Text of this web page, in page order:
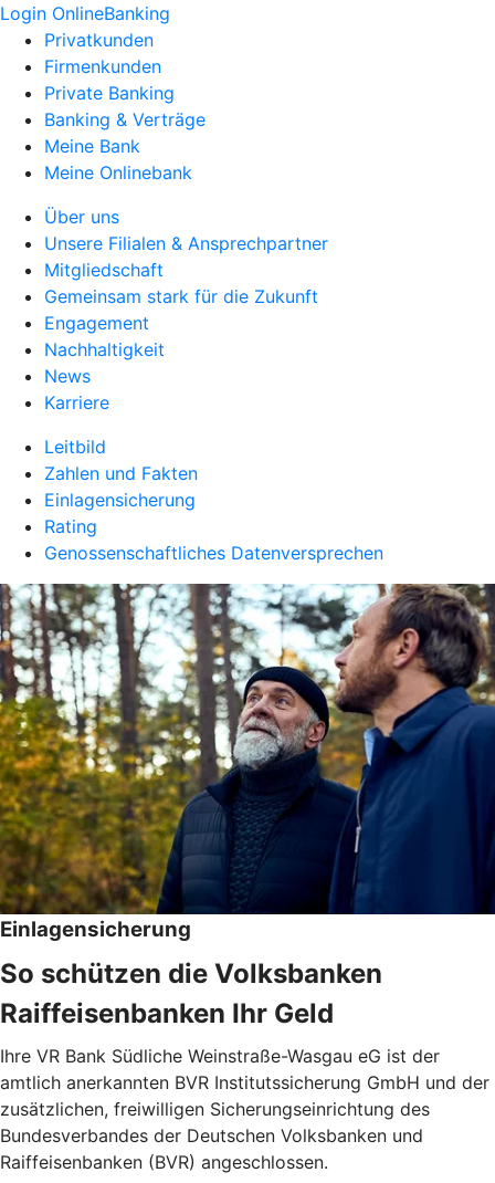
Login OnlineBanking
Privatkunden
Firmenkunden
Private Banking
Banking & Verträge
Meine Bank
Meine Onlinebank
Über uns
Unsere Filialen & Ansprechpartner
Mitgliedschaft
Gemeinsam stark für die Zukunft
Engagement
Nachhaltigkeit
News
Karriere
Leitbild
Zahlen und Fakten
Einlagensicherung
Rating
Genossenschaftliches Datenversprechen
Einlagensicherung
So schützen die Volksbanken
Raiffeisenbanken Ihr Geld
Ihre VR Bank Südliche Weinstraße-Wasgau eG ist der
amtlich anerkannten BVR Institutssicherung GmbH und der
zusätzlichen, freiwilligen Sicherungseinrichtung des
Bundesverbandes der Deutschen Volksbanken und
Raiffeisenbanken (BVR) angeschlossen.